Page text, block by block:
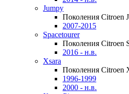
Jumpy
Поколения Citroen
2007-2015
Spacetourer
Поколения Citroen
2016 - н.в.
Xsara
Поколения Citroen
1996-1999
2000 - н.в.